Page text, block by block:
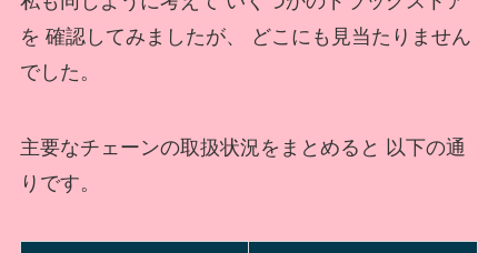
を 確認してみましたが、 どこにも見当たりません
でした。
主要なチェーンの取扱状況をまとめると 以下の通
りです。